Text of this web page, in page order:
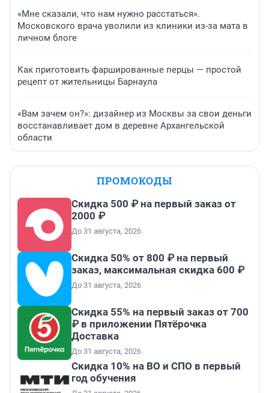
«Мне сказали, что нам нужно расстаться».
Московского врача уволили из клиники из-за мата в
личном блоге
Как приготовить фаршированные перцы — простой
рецепт от жительницы Барнаула
«Вам зачем он?»: дизайнер из Москвы за свои деньги
восстанавливает дом в деревне Архангельской
области
ПРОМОКОДЫ
Скидка 500 ₽ на первый заказ от
2000 ₽
До 31 августа, 2026
Скидка 50% от 800 ₽ на первый
заказ, максимальная скидка 600 ₽
До 31 августа, 2026
Скидка 55% на первый заказ от 700
₽ в приложении Пятёрочка
Доставка
До 31 августа, 2026
Скидка 10% на ВО и СПО в первый
год обучения